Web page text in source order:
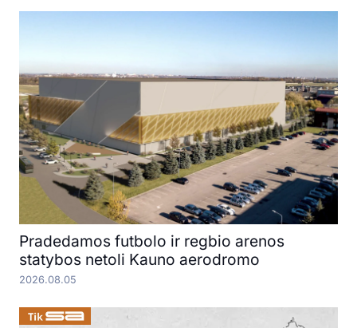
Pradedamos futbolo ir regbio arenos
statybos netoli Kauno aerodromo
2026.08.05